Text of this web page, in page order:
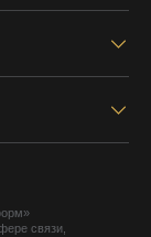
связи,